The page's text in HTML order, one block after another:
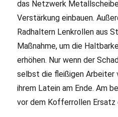
das Netzwerk
Verstärkung einbauen.
Radhaltern Lenkrollen aus
Maßnahme, um die
erhöhen. Nur wenn der
selbst die fleißigen Arbeiter
ihrem Latein am Ende. Am
vor dem Kofferrollen Ersatz